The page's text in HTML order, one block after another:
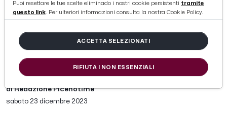
Sampdoria-Feralpisalò 2-3, voci
Pirlo (“Rosso Kasami? Non può fare
certe cose”) e Zaffaroni (“Vittoria
del gruppo”)
di Redazione Picenotime
sabato 23 dicembre 2023
Puoi resettare le tue scelte eliminado i nostri cookie persistenti tramite
questo link. Per ulteriori informazioni consulta la nostra Cookie Policy.
ACCETTA SELEZIONATI
RIFIUTA I NON ESSENZIALI